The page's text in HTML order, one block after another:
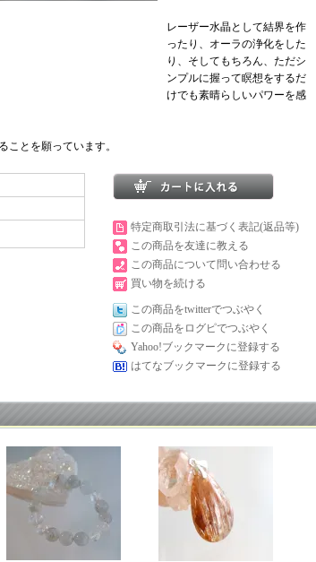
レーザー水晶として結界を作
ったり、オーラの浄化をした
り、そしてもちろん、ただシ
ンプルに握って瞑想をするだ
けでも素晴らしいパワーを感
とを願っています。
特定商取引法に基づく表記(返品等)
この商品を友達に教える
この商品について問い合わせる
買い物を続ける
この商品をtwitterでつぶやく
この商品をログピでつぶやく
Yahoo!ブックマークに登録する
はてなブックマークに登録する